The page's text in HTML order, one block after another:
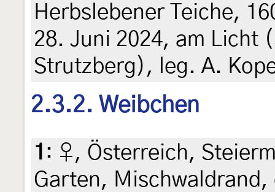
Herbslebener Teiche,
28. Juni 2024, am Licht
Strutzberg), leg. A.
2.3.2. Weibchen
1 : ♀, Österreich,
Garten,